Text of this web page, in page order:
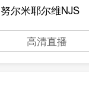
努尔米耶尔维NJS
高清直播